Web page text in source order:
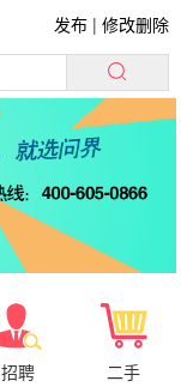
发布 |修改删除
招聘 二手